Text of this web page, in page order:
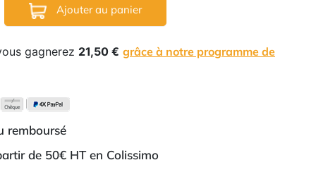
Ajouter au panier
gagnerez 21,50 € grâce à notre programme de
remboursé
de 50€ HT en Colissimo